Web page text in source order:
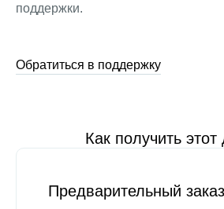
поддержки.
Обратиться в поддержку
Как получить
Предварительный заказ